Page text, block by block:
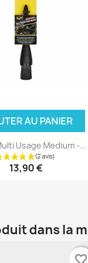
AU PANIER
Usage Medium -...
13,90 €
dans la
favorite_border